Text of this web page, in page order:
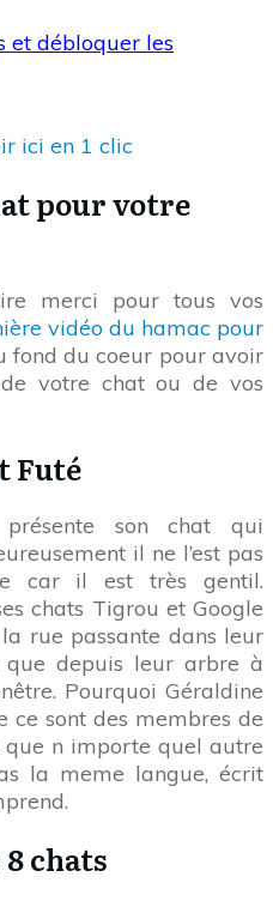
et débloquer les
ici en 1 clic
pour votre
merci pour tous vos
vidéo du hamac pour
fond du coeur pour avoir
votre chat ou de vos
Futé
son chat qui
il ne l’est pas
car il est très gentil.
chats Tigrou et Google
rue passante dans leur
depuis leur arbre à
Pourquoi Géraldine
ce sont des membres de
n importe quel autre
la meme langue, écrit
chats